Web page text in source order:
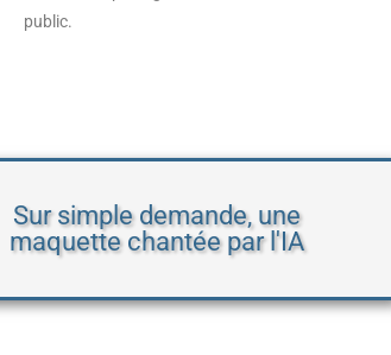
public.
Sur simple demande, une
maquette chantée par l'IA